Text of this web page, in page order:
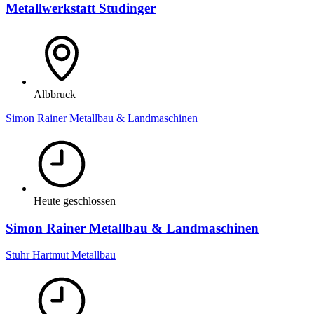
Metallwerkstatt Studinger
Albbruck
Simon Rainer Metallbau & Landmaschinen
Heute geschlossen
Simon Rainer Metallbau & Landmaschinen
Stuhr Hartmut Metallbau